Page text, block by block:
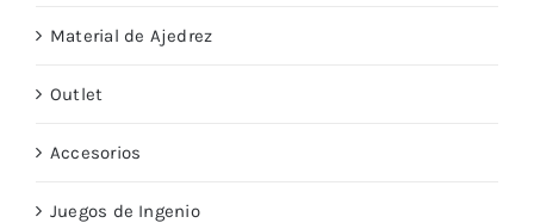
Material de Ajedrez
Outlet
Accesorios
Juegos de Ingenio